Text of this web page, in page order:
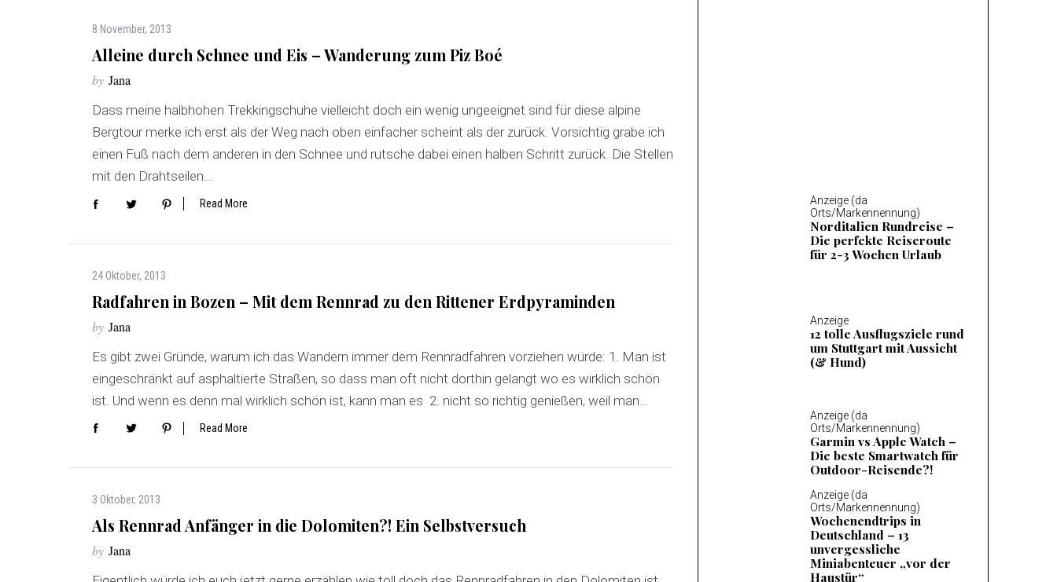
8 November, 2013
Alleine durch Schnee und Eis – Wanderung zum Piz Boé
by Jana
Dass meine halbhohen Trekkingschuhe vielleicht doch ein wenig ungeeignet sind für diese alpine
Bergtour merke ich erst als der Weg nach oben einfacher scheint als der zurück. Vorsichtig grabe ich
einen Fuß nach dem anderen in den Schnee und rutsche dabei einen halben Schritt zurück. Die Stellen
mit den Drahtseilen…
Read More
24 Oktober, 2013
Radfahren in Bozen – Mit dem Rennrad zu den Rittener Erdpyraminden
by Jana
Es gibt zwei Gründe, warum ich das Wandern immer dem Rennradfahren vorziehen würde: 1. Man ist
eingeschränkt auf asphaltierte Straßen, so dass man oft nicht dorthin gelangt wo es wirklich schön
ist. Und wenn es denn mal wirklich schön ist, kann man es 2. nicht so richtig genießen, weil man…
Read More
3 Oktober, 2013
Als Rennrad Anfänger in die Dolomiten?! Ein Selbstversuch
by Jana
Anzeige (da
Orts/Markennennung)
Norditalien Rundreise –
Die perfekte Reiseroute
für 2-3 Wochen Urlaub
Anzeige
12 tolle Ausflugsziele rund
um Stuttgart mit Aussicht
(& Hund)
Anzeige (da
Orts/Markennennung)
Garmin vs Apple Watch –
Die beste Smartwatch für
Outdoor-Reisende?!
Anzeige (da
Orts/Markennennung)
Wochenendtrips in
Deutschland – 13
unvergessliche
Miniabenteuer „vor der
Haustür“